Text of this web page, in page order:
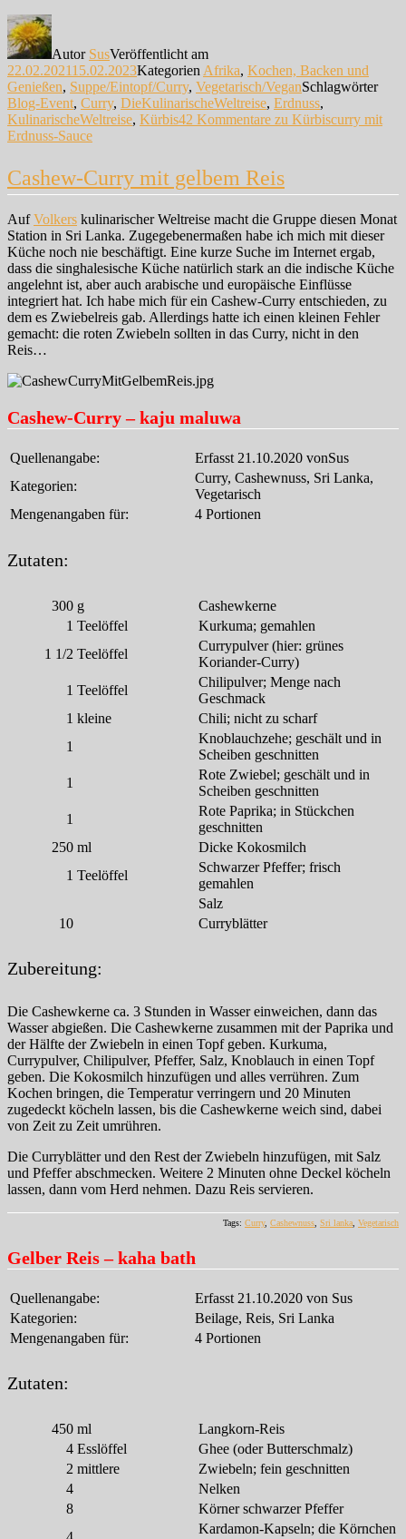
Autor SusVeröffentlicht am
22.02.202115.02.2023Kategorien Afrika, Kochen, Backen und
Genießen, Suppe/Eintopf/Curry, Vegetarisch/VeganSchlagwörter
Blog-Event, Curry, DieKulinarischeWeltreise, Erdnuss,
KulinarischeWeltreise, Kürbis42 Kommentare zu Kürbiscurry mit
Erdnuss-Sauce
Cashew-Curry mit gelbem Reis
AufVolkers kulinarischer Weltreise macht die Gruppe diesen Monat
Station in Sri Lanka. Zugegebenermaßen habe ich mich mit dieser
Küche noch nie beschäftigt. Eine kurze Suche im Internet ergab,
dass die singhalesische Küche natürlich stark an die indische Küche
angelehnt ist, aber auch arabische und europäische Einflüsse
integriert hat. Ich habe mich für ein Cashew-Curry entschieden, zu
dem es Zwiebelreis gab. Allerdings hatte ich einen kleinen Fehler
gemacht: die roten Zwiebeln sollten in das Curry, nicht in den
Reis…
Cashew-Curry – kaju maluwa
Quellenangabe:
Erfasst 21.10.2020 vonSus
Kategorien:
Curry, Cashewnuss, Sri Lanka,
Vegetarisch
Mengenangaben für:
4 Portionen
Zutaten:
300 g
Cashewkerne
1 Teelöffel
Kurkuma; gemahlen
1 1/2 Teelöffel
Currypulver (hier: grünes
Koriander-Curry)
1 Teelöffel
Chilipulver; Menge nach
Geschmack
1 kleine
Chili; nicht zu scharf
1
Knoblauchzehe; geschält und in
Scheiben geschnitten
1
Rote Zwiebel; geschält und in
Scheiben geschnitten
1
Rote Paprika; in Stückchen
geschnitten
250 ml
Dicke Kokosmilch
1 Teelöffel
Schwarzer Pfeffer; frisch
gemahlen
Salz
10
Curryblätter
Zubereitung:
Die Cashewkerne ca. 3 Stunden in Wasser einweichen, dann das
Wasser abgießen. Die Cashewkerne zusammen mit der Paprika und
der Hälfte der Zwiebeln in einen Topf geben. Kurkuma,
Currypulver, Chilipulver, Pfeffer, Salz, Knoblauch in einen Topf
geben. Die Kokosmilch hinzufügen und alles verrühren. Zum
Kochen bringen, die Temperatur verringern und 20 Minuten
zugedeckt köcheln lassen, bis die Cashewkerne weich sind, dabei
von Zeit zu Zeit umrühren.
Die Curryblätter und den Rest der Zwiebeln hinzufügen, mit Salz
und Pfeffer abschmecken. Weitere 2 Minuten ohne Deckel köcheln
lassen, dann vom Herd nehmen. Dazu Reis servieren.
Tags: Curry, Cashewnuss Sri lanka Vegetarisch
Gelber Reis – kaha bath
Quellenangabe:
Erfasst 21.10.2020 von Sus
Kategorien:
Beilage, Reis, Sri Lanka
Mengenangaben für:
4 Portionen
Zutaten:
450 ml
Langkorn-Reis
4 Esslöffel
Ghee (oder Butterschmalz)
2 mittlere
Zwiebeln; fein geschnitten
4
Nelken
8
Körner schwarzer Pfeffer
Kardamon-Kapseln; die Körnchen